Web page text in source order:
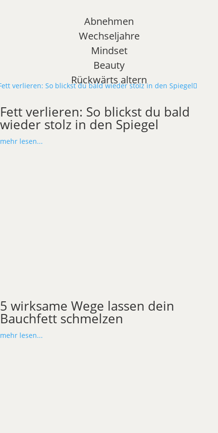
Abnehmen
Wechseljahre
Mindset
Beauty
Rückwärts altern
Fett verlieren: So blickst du bald
wieder stolz in den Spiegel
mehr lesen...
5 wirksame Wege lassen dein
Bauchfett schmelzen
mehr lesen...